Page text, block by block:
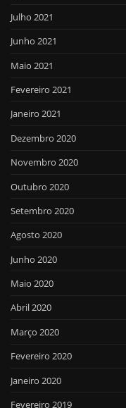
Julho 2021
Junho 2021
Maio 2021
Fevereiro 2021
Janeiro 2021
Dezembro 2020
Novembro 2020
Outubro 2020
Setembro 2020
Agosto 2020
Junho 2020
Maio 2020
Abril 2020
Março 2020
Fevereiro 2020
Janeiro 2020
Fevereiro 2019